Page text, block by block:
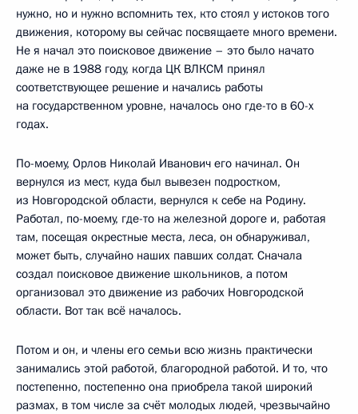
нужно, но и нужно вспомнить тех, кто стоял у истоков того
движения, которому вы сейчас посвящаете много времени.
Не я начал это поисковое движение – это было начато
даже не в 1988 году, когда ЦК ВЛКСМ принял
соответствующее решение и начались работы
на государственном уровне, началось оно где-то в 60-х
годах.
По-моему, Орлов Николай Иванович его начинал. Он
вернулся из мест, куда был вывезен подростком,
из Новгородской области, вернулся к себе на Родину.
Работал, по-моему, где-то на железной дороге и, работая
там, посещая окрестные места, леса, он обнаруживал,
может быть, случайно наших павших солдат. Сначала
создал поисковое движение школьников, а потом
организовал это движение из рабочих Новгородской
области. Вот так всё началось.
Потом и он, и члены его семьи всю жизнь практически
занимались этой работой, благородной работой. И то, что
постепенно, постепенно она приобрела такой широкий
размах, в том числе за счёт молодых людей, чрезвычайно